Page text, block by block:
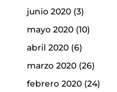
junio 2020(3)
mayo 2020(10)
abril 2020(6)
marzo 2020(26)
febrero 2020(24)